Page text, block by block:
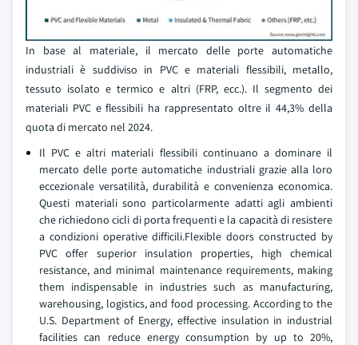
In base al materiale, il mercato delle porte automatiche
industriali è suddiviso in PVC e materiali flessibili, metallo,
tessuto isolato e termico e altri (FRP, ecc.). Il segmento dei
materiali PVC e flessibili ha rappresentato oltre il 44,3% della
quota di mercato nel 2024.
Il PVC e altri materiali flessibili continuano a dominare il
mercato delle porte automatiche industriali grazie alla loro
eccezionale versatilità, durabilità e convenienza economica.
Questi materiali sono particolarmente adatti agli ambienti
che richiedono cicli di porta frequenti e la capacità di resistere
a condizioni operative difficili.Flexible doors constructed by
PVC offer superior insulation properties, high chemical
resistance, and minimal maintenance requirements, making
them indispensable in industries such as manufacturing,
warehousing, logistics, and food processing. According to the
U.S. Department of Energy, effective insulation in industrial
facilities can reduce energy consumption by up to 20%,